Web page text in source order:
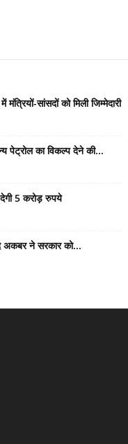
सांसदों को मिली जिम्मेदारी
पेट्रोल का विकल्प देने की...
5 करोड़ रुपये
अकबर ने सरकार को...